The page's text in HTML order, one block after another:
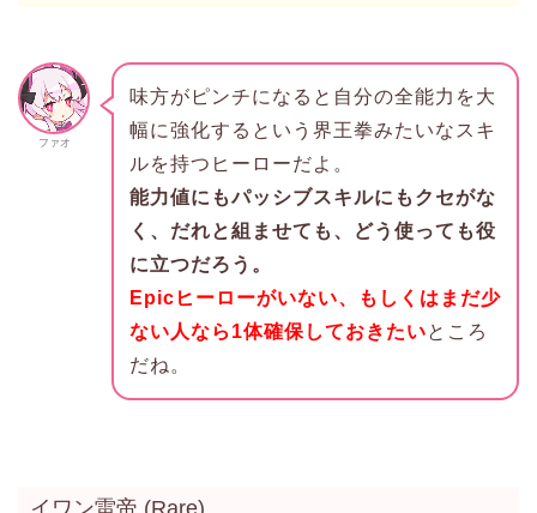
ファオ
味方がピンチになると自分の全能力を大
幅に強化するという界王拳みたいなスキ
ルを持つヒーローだよ。
能力値にもパッシブスキルにもクセがな
く、だれと組ませても、どう使っても役
に立つだろう。
Epicヒーローがいない、もしくはまだ少
ない人なら1体確保しておきたいところ
だね。
イワン雷帝 (Rare)